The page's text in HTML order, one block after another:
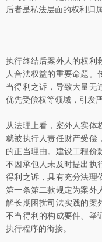
后者是私法层面的权利归
执行终结后案外人的权利
人合法权益的重要命题。
当得利之诉，导致大量无
优先受偿权等领域，引发
从法理上看，案外人实体
就被执行人责任财产受偿
的正当理由。建设工程价
不因承包人未及时提出执
得利之诉，具有充分法理
第一条第二款规定为案外
解长期困扰司法实践的案
不当得利的构成要件、举
执行程序的衔接。